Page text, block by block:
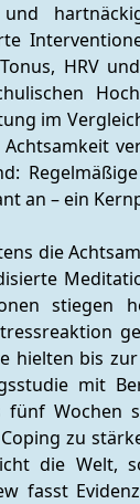
HRV
im
an – ein
die
stiegen
hielten bis
mit
Wochen
zu
die Welt,
fasst